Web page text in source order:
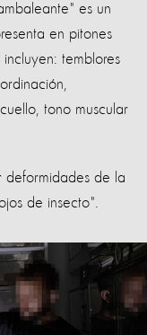
es un
en pitones
temblores
tono muscular
deformidades de la
de insecto".